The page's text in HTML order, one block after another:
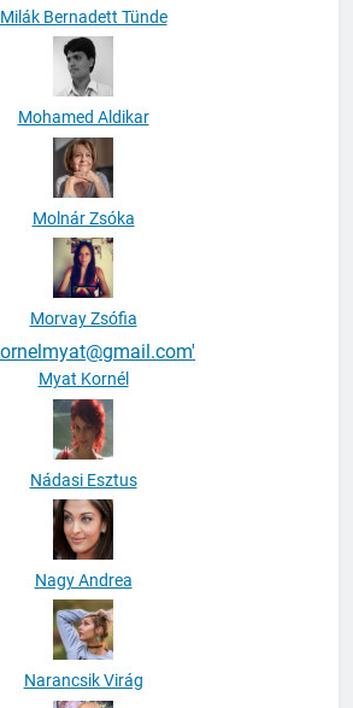
Milák Bernadett Tünde
Mohamed Aldikar
Molnár Zsóka
Morvay Zsófia
Myat Kornél
Nádasi Esztus
Nagy Andrea
Narancsik Virág